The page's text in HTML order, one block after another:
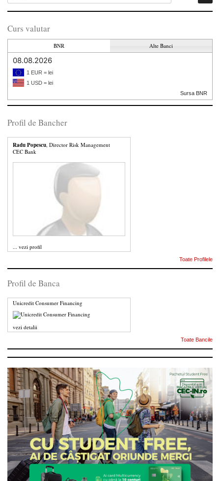
Curs valutar
BNR Alte Banci
08.08.2026
1 EUR = lei
1 USD = lei
Sursa BNR
Profil de Bancher
Radu Popescu, Director Risk Management
CEC Bank
... vezi profil
Toate Profilele
Profil de Banca
Unicredit Consumer Financing
vezi detalii
Toate Bancile